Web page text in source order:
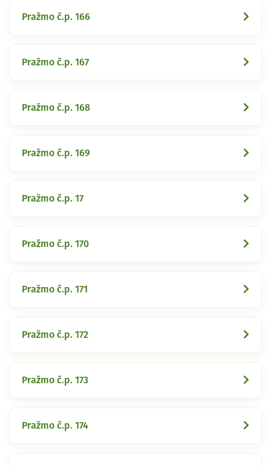
Pražmo č.p. 166
Pražmo č.p. 167
Pražmo č.p. 168
Pražmo č.p. 169
Pražmo č.p. 17
Pražmo č.p. 170
Pražmo č.p. 171
Pražmo č.p. 172
Pražmo č.p. 173
Pražmo č.p. 174